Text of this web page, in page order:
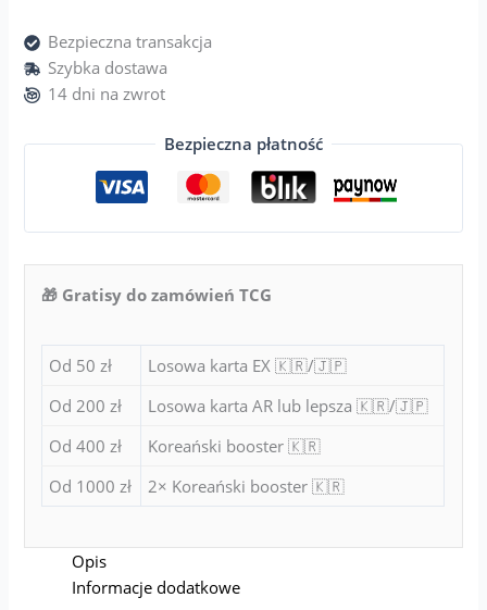
Bezpieczna transakcja
Szybka dostawa
14 dni na zwrot
Bezpieczna płatność
🎁 Gratisy do zamówień TCG
Od 50 zł
Losowa karta EX 🇰🇷/🇯🇵
Od 200 zł
Losowa karta AR lub lepsza 🇰🇷/🇯🇵
Od 400 zł
Koreański booster 🇰🇷
Od 1000 zł
2× Koreański booster 🇰🇷
Opis
Informacje dodatkowe